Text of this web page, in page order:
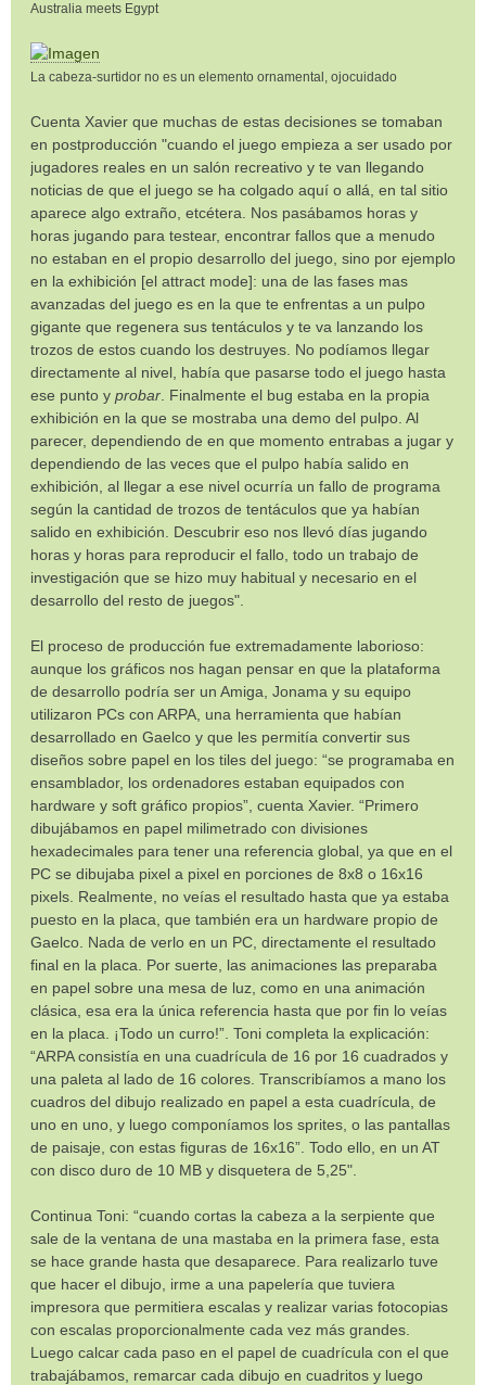
Australia meets Egypt
La cabeza-surtidor no es un elemento ornamental, ojocuidado
Cuenta Xavier que muchas de estas decisiones se tomaban
en postproducción "cuando el juego empieza a ser usado por
jugadores reales en un salón recreativo y te van llegando
noticias de que el juego se ha colgado aquí o allá, en tal sitio
aparece algo extraño, etcétera. Nos pasábamos horas y
horas jugando para testear, encontrar fallos que a menudo
no estaban en el propio desarrollo del juego, sino por ejemplo
en la exhibición [el attract mode]: una de las fases mas
avanzadas del juego es en la que te enfrentas a un pulpo
gigante que regenera sus tentáculos y te va lanzando los
trozos de estos cuando los destruyes. No podíamos llegar
directamente al nivel, había que pasarse todo el juego hasta
ese punto y probar . Finalmente el bug estaba en la propia
exhibición en la que se mostraba una demo del pulpo. Al
parecer, dependiendo de en que momento entrabas a jugar y
dependiendo de las veces que el pulpo había salido en
exhibición, al llegar a ese nivel ocurría un fallo de programa
según la cantidad de trozos de tentáculos que ya habían
salido en exhibición. Descubrir eso nos llevó días jugando
horas y horas para reproducir el fallo, todo un trabajo de
investigación que se hizo muy habitual y necesario en el
desarrollo del resto de juegos".
El proceso de producción fue extremadamente laborioso:
aunque los gráficos nos hagan pensar en que la plataforma
de desarrollo podría ser un Amiga, Jonama y su equipo
utilizaron PCs con ARPA, una herramienta que habían
desarrollado en Gaelco y que les permitía convertir sus
diseños sobre papel en los tiles del juego: “se programaba en
ensamblador, los ordenadores estaban equipados con
hardware y soft gráfico propios”, cuenta Xavier. “Primero
dibujábamos en papel milimetrado con divisiones
hexadecimales para tener una referencia global, ya que en el
PC se dibujaba pixel a pixel en porciones de 8x8 o 16x16
pixels. Realmente, no veías el resultado hasta que ya estaba
puesto en la placa, que también era un hardware propio de
Gaelco. Nada de verlo en un PC, directamente el resultado
final en la placa. Por suerte, las animaciones las preparaba
en papel sobre una mesa de luz, como en una animación
clásica, esa era la única referencia hasta que por fin lo veías
en la placa. ¡Todo un curro!”. Toni completa la explicación:
“ARPA consistía en una cuadrícula de 16 por 16 cuadrados y
una paleta al lado de 16 colores. Transcribíamos a mano los
cuadros del dibujo realizado en papel a esta cuadrícula, de
uno en uno, y luego componíamos los sprites, o las pantallas
de paisaje, con estas figuras de 16x16”. Todo ello, en un AT
con disco duro de 10 MB y disquetera de 5,25".
Continua Toni: “cuando cortas la cabeza a la serpiente que
sale de la ventana de una mastaba en la primera fase, esta
se hace grande hasta que desaparece. Para realizarlo tuve
que hacer el dibujo, irme a una papelería que tuviera
impresora que permitiera escalas y realizar varias fotocopias
con escalas proporcionalmente cada vez más grandes.
Luego calcar cada paso en el papel de cuadrícula con el que
trabajábamos, remarcar cada dibujo en cuadritos y luego